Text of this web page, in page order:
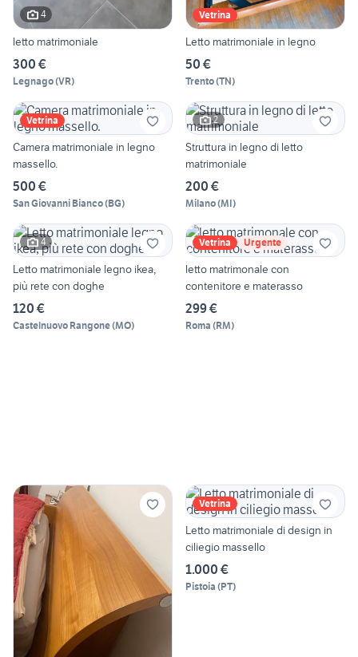
4
letto matrimoniale
300 €
Legnago(VR)
Vetrina
Letto matrimoniale in legno
50 €
Trento(TN)
Vetrina
Camera matrimoniale in legno
massello.
500 €
San Giovanni Bianco(BG)
2
Struttura in legno di letto
matrimoniale
200 €
Milano(MI)
4
Letto matrimoniale legno ikea,
più rete con doghe
120 €
Castelnuovo Rangone(MO)
Vetrina Urgente
letto matrimonale con
contenitore e materasso
299 €
Roma (RM)
Vetrina
Letto matrimoniale di design in
ciliegio massello
1.000 €
Pistoia (PT)